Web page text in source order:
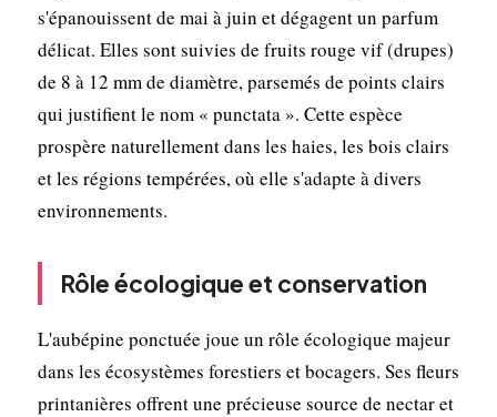
s'épanouissent de mai à juin et dégagent un parfum
délicat. Elles sont suivies de fruits rouge vif (drupes)
de 8 à 12 mm de diamètre, parsemés de points clairs
qui justifient le nom « punctata ». Cette espèce
prospère naturellement dans les haies, les bois clairs
et les régions tempérées, où elle s'adapte à divers
environnements.
Rôle écologique et conservation
L'aubépine ponctuée joue un rôle écologique majeur
dans les écosystèmes forestiers et bocagers. Ses fleurs
printanières offrent une précieuse source de nectar et